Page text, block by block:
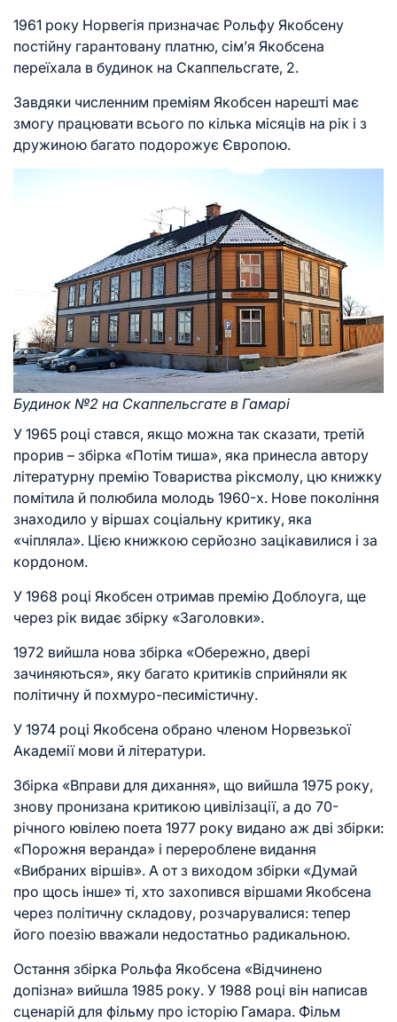
1961 року Норвегія призначає Рольфу Якобсену
постійну гарантовану платню, сім’я Якобсена
переїхала в будинок на Скаппельсгате, 2.
Завдяки численним преміям Якобсен нарешті має
змогу працювати всього по кілька місяців на рік і з
дружиною багато подорожує Європою.
Будинок №2 на Скаппельсгате в Гамарі
У 1965 році стався, якщо можна так сказати, третій
прорив – збірка «Потім тиша», яка принесла автору
літературну премію Товариства ріксмолу, цю книжку
помітила й полюбила молодь 1960-х. Нове покоління
знаходило у віршах соціальну критику, яка
«чіпляла». Цією книжкою серйозно зацікавилися і за
кордоном.
У 1968 році Якобсен отримав премію Доблоуга, ще
через рік видає збірку «Заголовки».
1972 вийшла нова збірка «Обережно, двері
зачиняються», яку багато критиків сприйняли як
політичну й похмуро-песимістичну.
У 1974 році Якобсена обрано членом Норвезької
Академії мови й літератури.
Збірка «Вправи для дихання», що вийшла 1975 року,
знову пронизана критикою цивілізації, а до 70-
річного ювілею поета 1977 року видано аж дві збірки:
«Порожня веранда» і перероблене видання
«Вибраних віршів». А от з виходом збірки «Думай
про щось інше» ті, хто захопився віршами Якобсена
через політичну складову, розчарувалися: тепер
його поезію вважали недостатньо радикальною.
Остання збірка Рольфа Якобсена «Відчинено
допізна» вийшла 1985 року. У 1988 році він написав
сценарій для фільму про історію Гамара. Фільм